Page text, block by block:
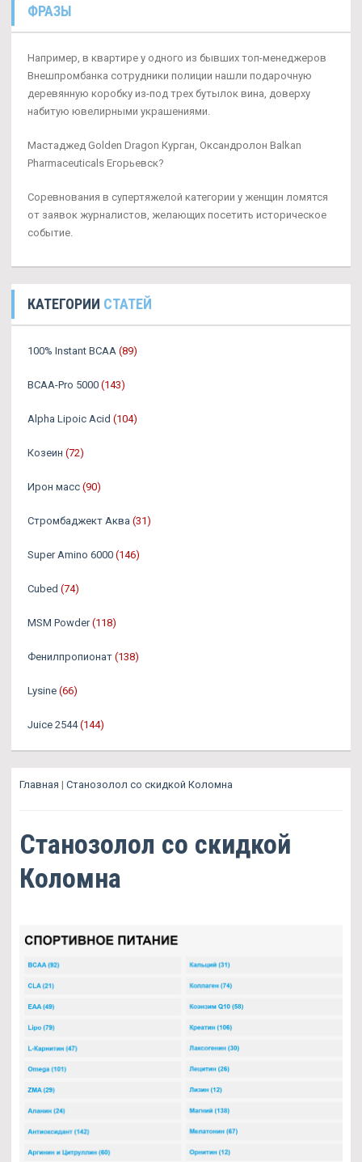
ФРАЗЫ
Например, в квартире у одного из бывших топ-менеджеров
Внешпромбанка сотрудники полиции нашли подарочную
деревянную коробку из-под трех бутылок вина, доверху
набитую ювелирными украшениями.
Мастаджед Golden Dragon Курган, Оксандролон Balkan
Pharmaceuticals Егорьевск?
Соревнования в супертяжелой категории у женщин ломятся
от заявок журналистов, желающих посетить историческое
событие.
КАТЕГОРИИ СТАТЕЙ
100% Instant BCAA (89)
BCAA-Pro 5000 (143)
Alpha Lipoic Acid (104)
Козеин (72)
Ирон масс (90)
Стромбаджект Аква (31)
Super Amino 6000 (146)
Cubed (74)
MSM Powder (118)
Фенилпропионат (138)
Lysine (66)
Juice 2544 (144)
Главная | Станозолол со скидкой Коломна
Станозолол со скидкой
Коломна